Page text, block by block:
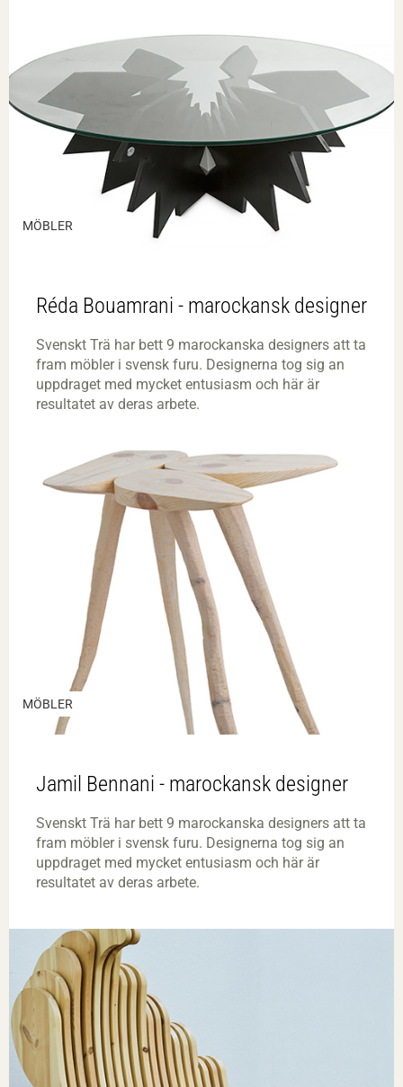
MÖBLER
Réda Bouamrani - marockansk designer
Svenskt Trä har bett 9 marockanska designers att ta
fram möbler i svensk furu. Designerna tog sig an
uppdraget med mycket entusiasm och här är
resultatet av deras arbete.
MÖBLER
Jamil Bennani - marockansk designer
Svenskt Trä har bett 9 marockanska designers att ta
fram möbler i svensk furu. Designerna tog sig an
uppdraget med mycket entusiasm och här är
resultatet av deras arbete.